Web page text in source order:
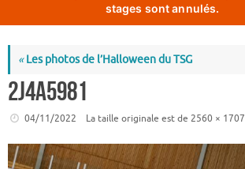
stages sont annulés.
«Les photos de l’Halloween du TSG
2J4A5981
04/11/2022 La taille originale est de 2560 × 1707